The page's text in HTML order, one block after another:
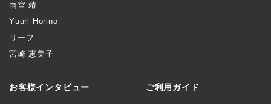
雨宮 靖
Yuuri Horino
リーフ
宮崎 恵美子
お客様インタビュー ご利用ガイド